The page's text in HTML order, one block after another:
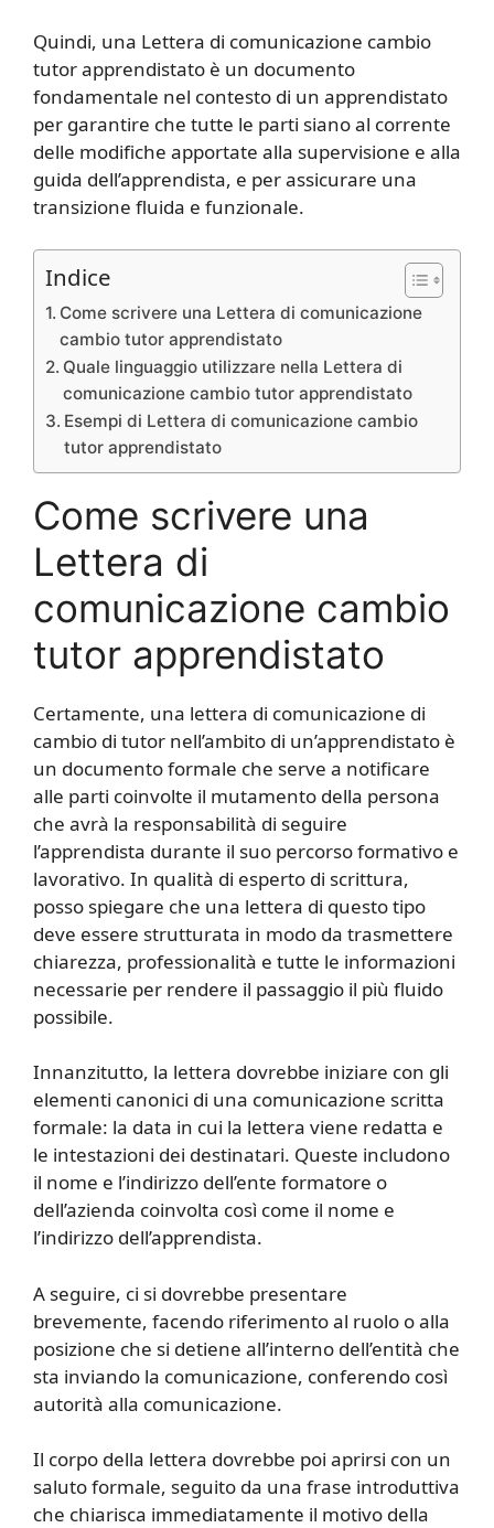
Quindi, una Lettera di comunicazione cambio
tutor apprendistato è un documento
fondamentale nel contesto di un apprendistato
per garantire che tutte le parti siano al corrente
delle modifiche apportate alla supervisione e alla
guida dell’apprendista, e per assicurare una
transizione fluida e funzionale.
Indice
Come scrivere una Lettera di comunicazione
cambio tutor apprendistato
Quale linguaggio utilizzare nella Lettera di
comunicazione cambio tutor apprendistato
Esempi di Lettera di comunicazione cambio
tutor apprendistato
Come scrivere una
Lettera di
comunicazione cambio
tutor apprendistato
Certamente, una lettera di comunicazione di
cambio di tutor nell’ambito di un’apprendistato è
un documento formale che serve a notificare
alle parti coinvolte il mutamento della persona
che avrà la responsabilità di seguire
l’apprendista durante il suo percorso formativo e
lavorativo. In qualità di esperto di scrittura,
posso spiegare che una lettera di questo tipo
deve essere strutturata in modo da trasmettere
chiarezza, professionalità e tutte le informazioni
necessarie per rendere il passaggio il più fluido
possibile.
Innanzitutto, la lettera dovrebbe iniziare con gli
elementi canonici di una comunicazione scritta
formale: la data in cui la lettera viene redatta e
le intestazioni dei destinatari. Queste includono
il nome e l’indirizzo dell’ente formatore o
dell’azienda coinvolta così come il nome e
l’indirizzo dell’apprendista.
A seguire, ci si dovrebbe presentare
brevemente, facendo riferimento al ruolo o alla
posizione che si detiene all’interno dell’entità che
sta inviando la comunicazione, conferendo così
autorità alla comunicazione.
Il corpo della lettera dovrebbe poi aprirsi con un
saluto formale, seguito da una frase introduttiva
che chiarisca immediatamente il motivo della